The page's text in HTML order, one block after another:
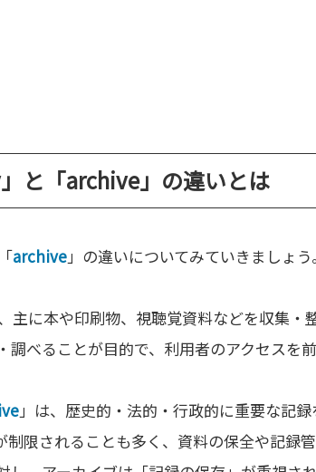
」と「archive」の違いとは
archive」の違いについてみていきましょう。
主に本や印刷物、視聴覚資料などを収集・
調べることが目的で、利用者のアクセスを前
」は、歴史的・法的・行政的に重要な記
制限されることも多く、資料の保全や記録